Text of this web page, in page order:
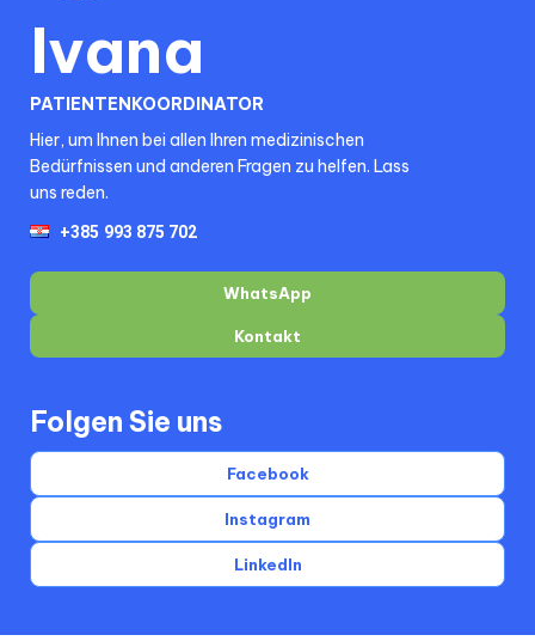
Ivana
PATIENTENKOORDINATOR
Hier, um Ihnen bei allen Ihren medizinischen
Bedürfnissen und anderen Fragen zu helfen. Lass
uns reden.
Kontakt
WhatsApp
Folgen Sie uns
Facebook
Instagram
LinkedIn